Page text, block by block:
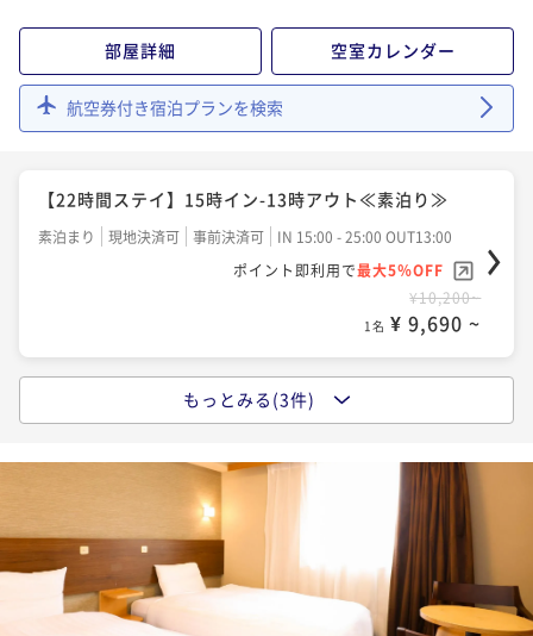
【大浴場×サウナでととのう！】ドーミーインスタン
ダードプラン!!＜朝食付き＞
¥11,200~
1名 ¥ 10,640 ~
【清掃不要のお客様限定】WeCo 2泊連泊プラン《朝
食付》
事前決済可
IN 15:00 - 23:45 OUT11:00
ポイント即利用で最大5％OFF
¥ 20,520 ~
部屋詳細 空室カレンダー
航空券付き宿泊プランを検索
【22時間ステイ】15時イン-13時アウト≪素泊り≫
素泊まり 現地決済可 事前決済可
IN 15:00 - 25:00 OUT13:00
ポイント即利用で最大5％OFF
¥10,200~
1名 ¥ 9,690 ~
【大浴場×サウナでととのう！】ドーミーインスタン
事前決済可
IN 15:00 - 25:00 OUT11:00
ポイント即利用で
最大5％OFF
¥10,200~
1名 ¥ 9,690 ~
もっとみる(3件)